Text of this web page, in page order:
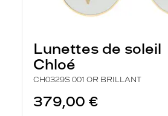
Lunettes de soleil
Chloé
CH0329S 001 OR BRILLANT
379,00 €